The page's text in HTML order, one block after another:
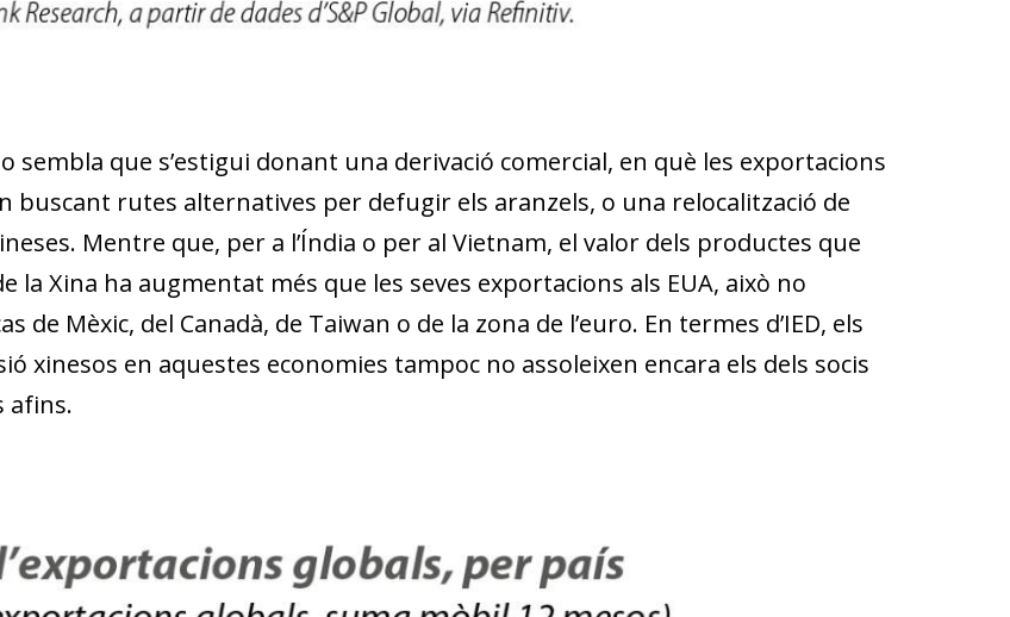
sembla que s’estigui donant una derivació comercial, en què les exportacions
buscant rutes alternatives per defugir els aranzels, o una relocalització de
Mentre que, per a l’Índia o per al Vietnam, el valor dels productes que
la Xina ha augmentat més que les seves exportacions als EUA, això no
de Mèxic, del Canadà, de Taiwan o de la zona de l’euro. En termes d’IED, els
xinesos en aquestes economies tampoc no assoleixen encara els dels socis
afins.